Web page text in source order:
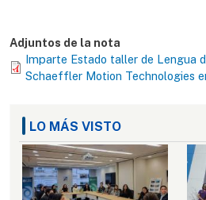
Adjuntos de la nota
Imparte Estado taller de Lengua
Schaeffler Motion Technologies
LO MÁS VISTO